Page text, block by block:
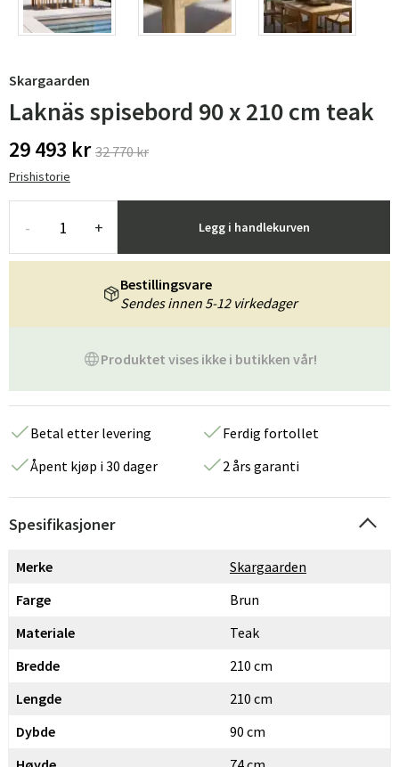
Skargaarden
Laknäs spisebord 90 x 210 cm teak
29 493 kr 32 770 kr
Prishistorie
- + Legg i handlekurven
Produktet vises ikke i butikken vår!
Bestillingsvare
Sendes innen 5-12 virkedager
Betal etter levering
Ferdig fortollet
Åpent kjøp i 30 dager
2 års garanti
Spesifikasjoner
Merke
Skargaarden
Farge
Brun
Materiale
Teak
Bredde
210 cm
Lengde
210 cm
Dybde
90 cm